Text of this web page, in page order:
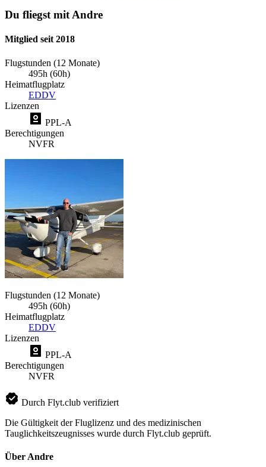
Du fliegst mit Andre
Mitglied seit 2018
Flugstunden (12 Monate)
495h (60h)
Heimatflugplatz
EDDV
Lizenzen
PPL-A
Berechtigungen
NVFR
Flugstunden (12 Monate)
495h (60h)
Heimatflugplatz
EDDV
Lizenzen
PPL-A
Berechtigungen
NVFR
Durch Flyt.club verifiziert
Die Gültigkeit der Fluglizenz und des medizinischen
Tauglichkeitszeugnisses wurde durch Flyt.club geprüft.
Über Andre